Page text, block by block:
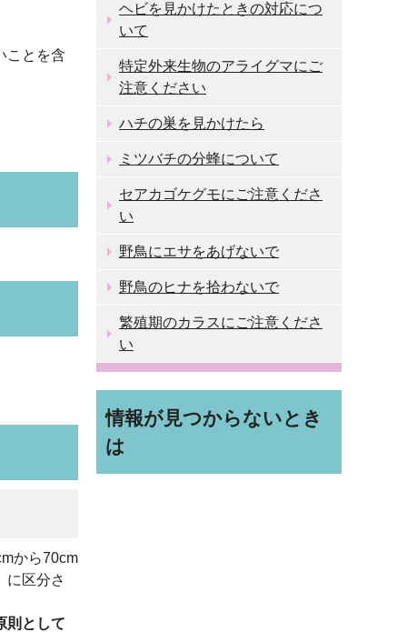
ことを含
から70cm
に区分さ
則として
ヘビを見かけたときの対応につ
いて
特定外来生物のアライグマにご
注意ください
ハチの巣を見かけたら
ミツバチの分蜂について
セアカゴケグモにご注意くださ
い
野鳥にエサをあげないで
野鳥のヒナを拾わないで
繁殖期のカラスにご注意くださ
い
情報が見つからないとき
は